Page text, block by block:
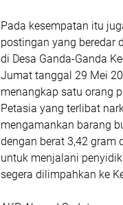
Pada kesempatan itu
postingan yang beredar
di Desa Ganda-Ganda
Jumat tanggal 29 Mei
menangkap satu orang
Petasia yang terlibat
mengamankan barang
dengan berat 3,42 gram
untuk menjalani
segera dilimpahkan ke